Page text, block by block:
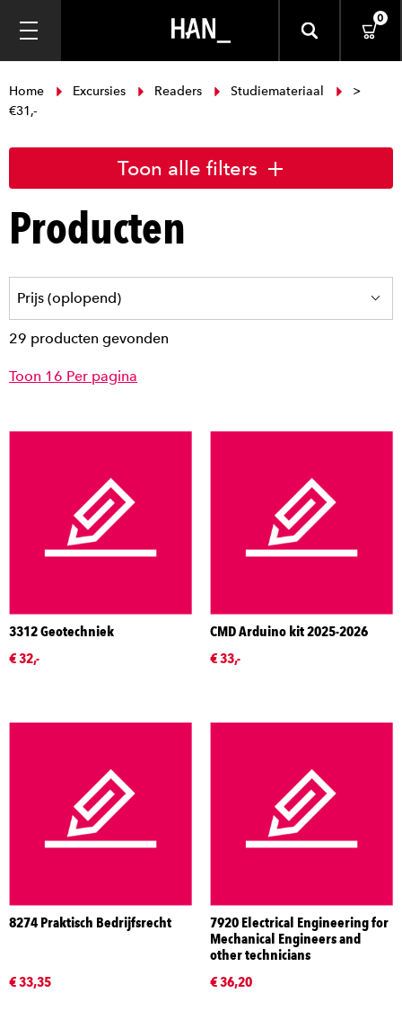
0
Home Excursies Readers Studiemateriaal
>
€31,-
Toon alle filters
Producten
29 producten gevonden
Toon 16 Per pagina
3312 Geotechniek
€ 32,-
CMD Arduino kit 2025-2026
€ 33,-
8274 Praktisch Bedrijfsrecht
€ 33,35
7920 Electrical Engineering for
Mechanical Engineers and
other technicians
€ 36,20